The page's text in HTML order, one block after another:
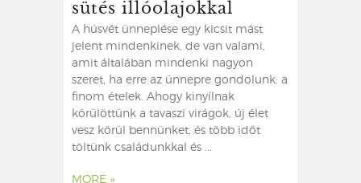
sütés illóolajokkal
A húsvét ünneplése egy kicsit mást
jelent mindenkinek, de van valami,
amit általában mindenki nagyon
szeret, ha erre az ünnepre gondolunk: a
finom ételek. Ahogy kinyílnak
körülöttünk a tavaszi virágok, új élet
vesz körül bennünket, és több időt
töltünk családunkkal és ...
MORE »